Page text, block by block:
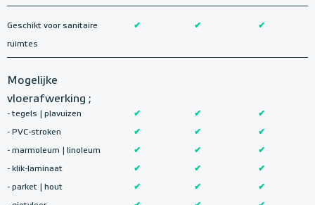
Geschikt voor sanitaire
ruimtes
✔ ✔ ✔
Mogelijke
vloerafwerking ;
- tegels | plavuizen ✔ ✔ ✔
- PVC-stroken ✔ ✔ ✔
- marmoleum | linoleum ✔ ✔ ✔
- klik-laminaat ✔ ✔ ✔
- parket | hout ✔ ✔ ✔